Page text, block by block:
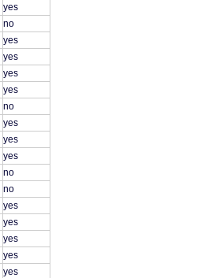
yes
no
yes
yes
yes
yes
no
yes
yes
yes
no
no
yes
yes
yes
yes
yes